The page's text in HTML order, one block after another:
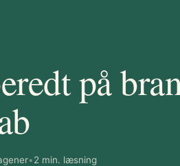
på
•2 min. læsning